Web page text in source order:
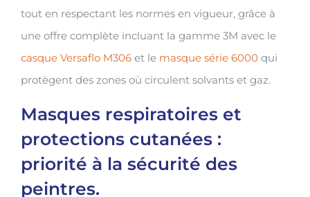
tout en respectant les normes en vigueur, grâce à
une offre complète incluant la gamme 3M avec le
casque Versaflo M306 et le masque série 6000 qui
protègent des zones où circulent solvants et gaz.
Masques respiratoires et
protections cutanées :
priorité à la sécurité des
peintres.